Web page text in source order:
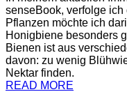
senseBook, verfolge
Pflanzen möchte ich
Honigbiene besonders
Bienen ist aus
davon: zu wenig
Nektar finden.
READ MORE